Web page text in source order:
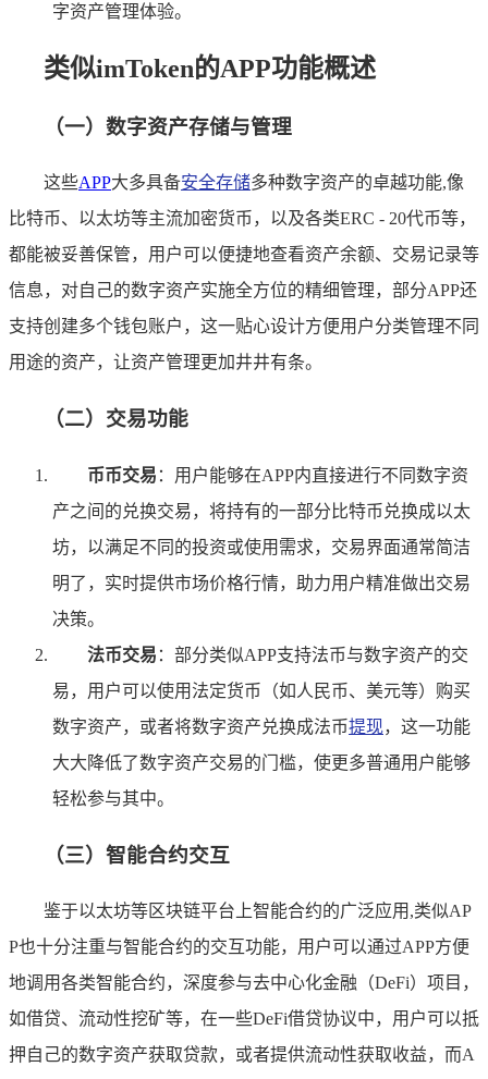
字资产管理体验。
类似imToken的APP功能概述
（一）数字资产存储与管理
这些APP大多具备安全存储多种数字资产的卓越功能,像
比特币、以太坊等主流加密货币，以及各类ERC - 20代币等，
都能被妥善保管，用户可以便捷地查看资产余额、交易记录等
信息，对自己的数字资产实施全方位的精细管理，部分APP还
支持创建多个钱包账户，这一贴心设计方便用户分类管理不同
用途的资产，让资产管理更加井井有条。
（二）交易功能
币币交易 ：用户能够在APP内直接进行不同数字资
产之间的兑换交易，将持有的一部分比特币兑换成以太
坊，以满足不同的投资或使用需求，交易界面通常简洁
明了，实时提供市场价格行情，助力用户精准做出交易
决策。
法币交易 ：部分类似APP支持法币与数字资产的交
易，用户可以使用法定货币（如人民币、美元等）购买
数字资产，或者将数字资产兑换成法币提现，这一功能
大大降低了数字资产交易的门槛，使更多普通用户能够
轻松参与其中。
（三）智能合约交互
鉴于以太坊等区块链平台上智能合约的广泛应用,类似AP
P也十分注重与智能合约的交互功能，用户可以通过APP方便
地调用各类智能合约，深度参与去中心化金融（DeFi）项目，
如借贷、流动性挖矿等，在一些DeFi借贷协议中，用户可以抵
押自己的数字资产获取贷款，或者提供流动性获取收益，而A